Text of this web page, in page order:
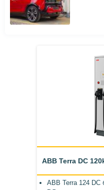
ABB Terra DC
ABB Terra 124 DC